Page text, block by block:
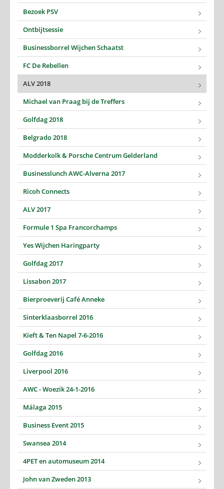
Bezoek PSV
Ontbijtsessie
Businessborrel Wijchen Schaatst
FC De Rebellen
ALV 2018
Michael van Praag bij de Treffers
Golfdag 2018
Belgrado 2018
Modderkolk & Porsche Centrum Gelderland
Businesslunch AWC-Alverna 2017
Ricoh Connects
ALV 2017
Formule 1 Spa Francorchamps
Yes Wijchen Haringparty
Golfdag 2017
Lissabon 2017
Bierproeverij Café Anneke
Sinterklaasborrel 2016
Kieft & Ten Napel 7-6-2016
Golfdag 2016
Liverpool 2016
AWC - Woezik 24-1-2016
Málaga 2015
Business Event 2015
Swansea 2014
4PET en automuseum 2014
John van Zweden 2013